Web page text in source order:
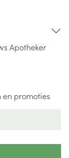
Apotheker
promoties